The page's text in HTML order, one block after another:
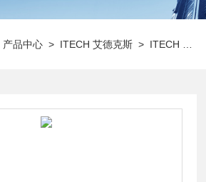
产品中心 > ITECH 艾德克斯 > ITECH 直流电子负载系列